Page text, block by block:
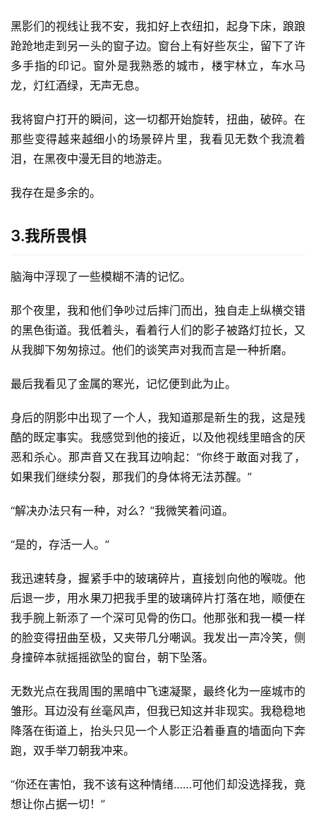
零
重
力
幻
征
文
稿
文
黑影们的视线让我不安，我扣好上衣纽扣，起身下床，踉踉
跄跄地走到另一头的窗子边。窗台上有好些灰尘，留下了许
多手指的印记。窗外是我熟悉的城市，楼宇林立，车水马
龙，灯红酒绿，无声无息。
我将窗户打开的瞬间，这一切都开始旋转，扭曲，破碎。在
那些变得越来越细小的场景碎片里，我看见无数个我流着
泪，在黑夜中漫无目的地游走。
我存在是多余的。
3.我所畏惧
脑海中浮现了一些模糊不清的记忆。
那个夜里，我和他们争吵过后摔门而出，独自走上纵横交错
的黑色街道。我低着头，看着行人们的影子被路灯拉长，又
从我脚下匆匆掠过。他们的谈笑声对我而言是一种折磨。
最后我看见了金属的寒光，记忆便到此为止。
身后的阴影中出现了一个人，我知道那是新生的我，这是残
酷的既定事实。我感觉到他的接近，以及他视线里暗含的厌
恶和杀心。那声音又在我耳边响起：“你终于敢面对我了，
如果我们继续分裂，那我们的身体将无法苏醒。”
“解决办法只有一种，对么？”我微笑着问道。
“是的，存活一人。”
我迅速转身，握紧手中的玻璃碎片，直接划向他的喉咙。他
后退一步，用水果刀把我手里的玻璃碎片打落在地，顺便在
我手腕上新添了一个深可见骨的伤口。他那张和我一模一样
的脸变得扭曲至极，又夹带几分嘲讽。我发出一声冷笑，侧
身撞碎本就摇摇欲坠的窗台，朝下坠落。
无数光点在我周围的黑暗中飞速凝聚，最终化为一座城市的
雏形。耳边没有丝毫风声，但我已知这并非现实。我稳稳地
降落在街道上，抬头只见一个人影正沿着垂直的墙面向下奔
跑，双手举刀朝我冲来。
“你还在害怕，我不该有这种情绪……可他们却没选择我，竟
想让你占据一切！”